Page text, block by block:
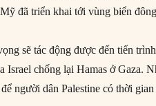
Mỹ đã triển khai tới vùng biển
sẽ tác động được đến tiến
Israel chống lại Hamas ở Gaza.
người dân Palestine có thời